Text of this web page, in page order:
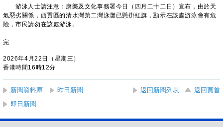
游泳人士請注意：康樂及文化事務署今日（四月二十二日）宣布，由於天
氣惡劣關係，西貢區的清水灣第二灣泳灘已懸掛紅旗，顯示在該處游泳會有危
險，市民請勿在該處游泳。
完
2026年4月22日（星期三）
香港時間16時12分
新聞資料庫 昨日新聞 返回新聞列表
返回頁首
即日新聞